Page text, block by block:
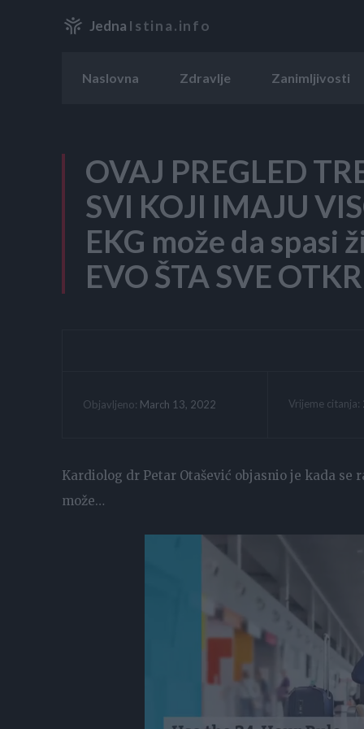
Jedna Istina.info
Naslovna Zdravlje Zanimljivosti
OVAJ PREGLED
SVI KOJI IMAJU
EKG može da
EVO ŠTA SVE
Objavljeno: March 13, 2022 Vrijeme citanja:
Kardiolog dr Petar Otašević objasnio je kada se
može…